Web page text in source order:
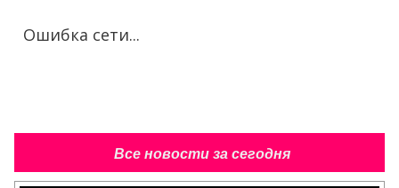
Ошибка сети...
Все новости за сегодня